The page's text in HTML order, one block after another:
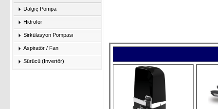
Dalgıç Pompa
Hidrofor
Sirkülasyon Pompası
Aspiratör / Fan
Sürücü (Invertör)